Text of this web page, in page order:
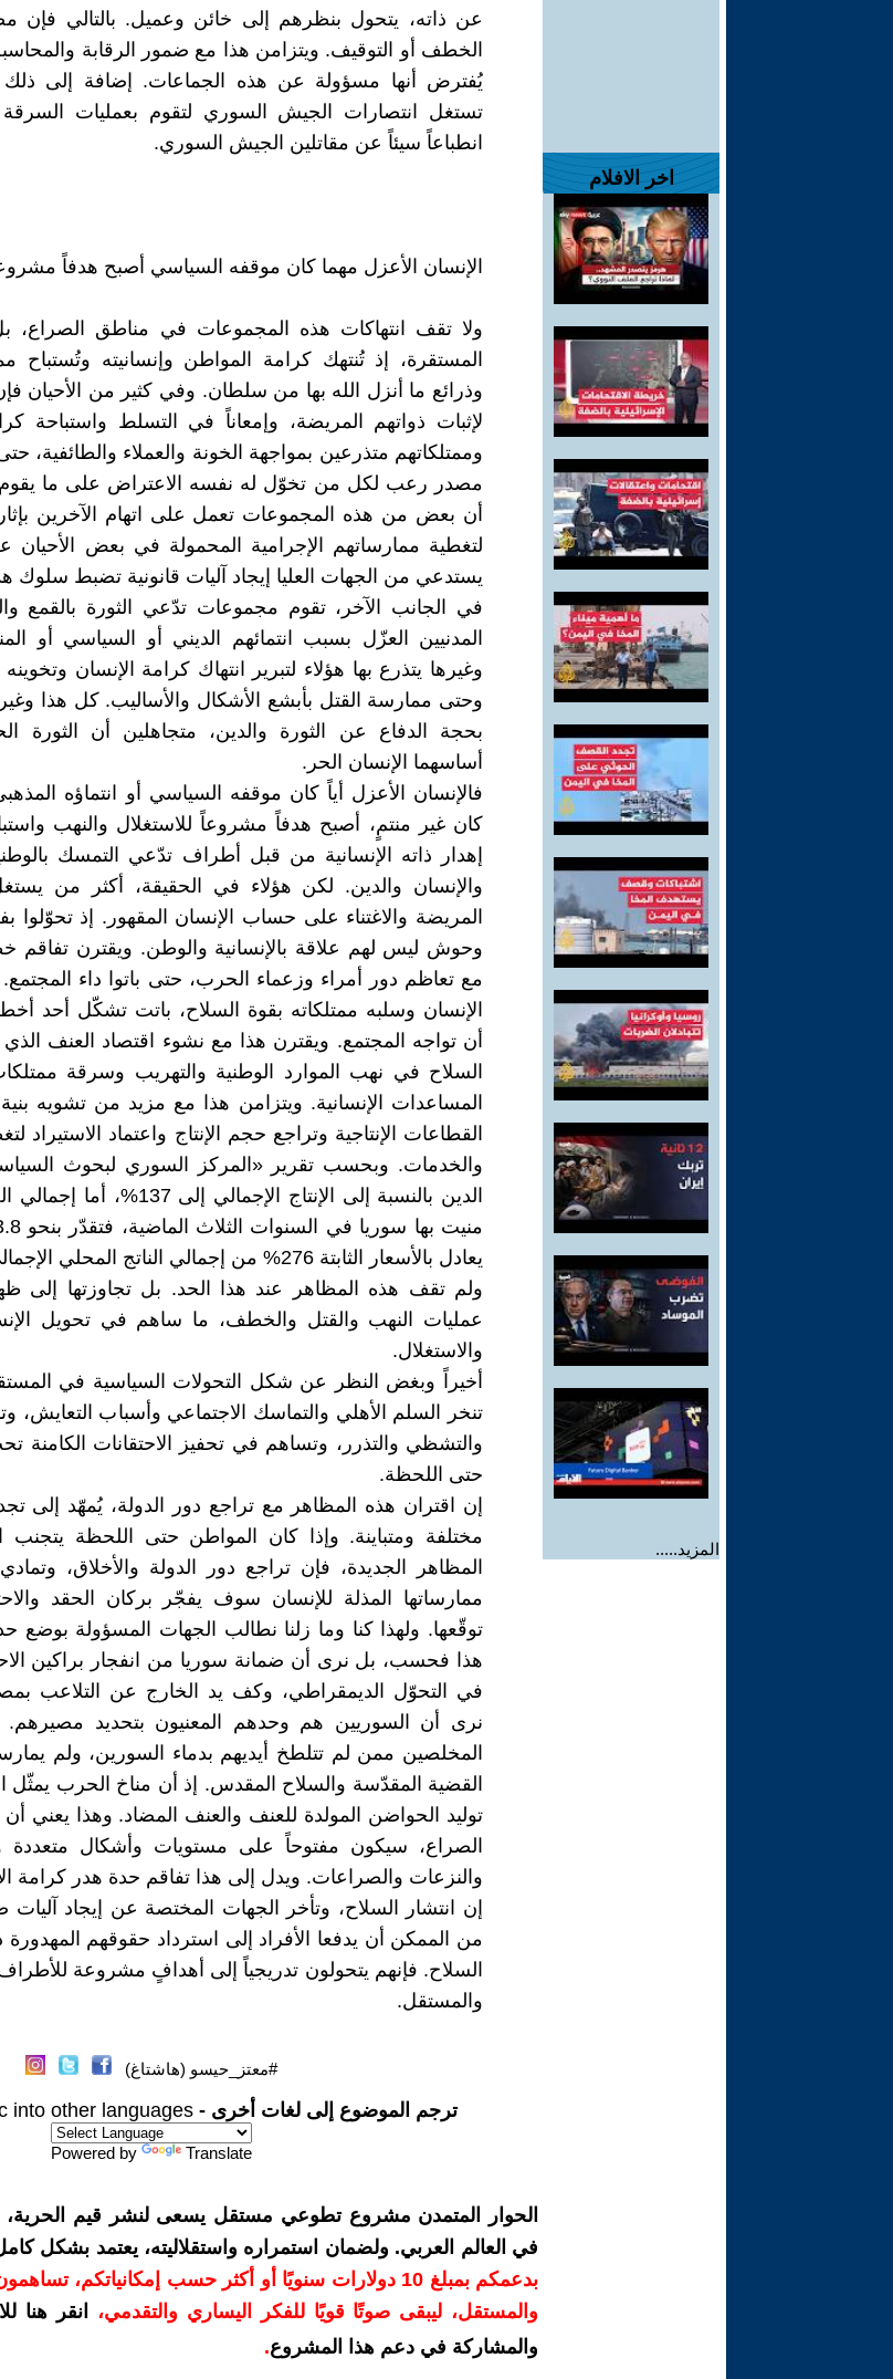
اخر الافلام
المزيد.....
عن ذاته، يتحول بنظرهم إلى خائن وعميل. بالتالي فإن
الخطف أو التوقيف. ويتزامن هذا مع ضمور الرقابة
يُفترض أنها مسؤولة عن هذه الجماعات. إضافة إلى
تستغل انتصارات الجيش السوري لتقوم بعمليات
انطباعاً سيئاً عن مقاتلين الجيش السوري.
الإنسان الأعزل مهما كان موقفه السياسي أصبح هدفاً
ولا تقف انتهاكات هذه المجموعات في مناطق الصراع،
المستقرة، إذ تُنتهك كرامة المواطن وإنسانيته
وذرائع ما أنزل الله بها من سلطان. وفي كثير من الأحيان
لإثبات ذواتهم المريضة، وإمعاناً في التسلط واستباحة
وممتلكاتهم متذرعين بمواجهة الخونة والعملاء والطائفية،
مصدر رعب لكل من تخوّل له نفسه الاعتراض على ما يقوم
أن بعض من هذه المجموعات تعمل على اتهام الآخرين
لتغطية ممارساتهم الإجرامية المحمولة في بعض الأحيان
يستدعي من الجهات العليا إيجاد آليات قانونية تضبط سلوك
في الجانب الآخر، تقوم مجموعات تدّعي الثورة بالقمع
المدنيين العزّل بسبب انتمائهم الديني أو السياسي أو
وغيرها يتذرع بها هؤلاء لتبرير انتهاك كرامة الإنسان وتخوينه
وحتى ممارسة القتل بأبشع الأشكال والأساليب. كل هذا
بحجة الدفاع عن الثورة والدين، متجاهلين أن الثورة
أساسهما الإنسان الحر.
فالإنسان الأعزل أياً كان موقفه السياسي أو انتماؤه
كان غير منتمٍ، أصبح هدفاً مشروعاً للاستغلال والنهب
إهدار ذاته الإنسانية من قبل أطراف تدّعي التمسك
والإنسان والدين. لكن هؤلاء في الحقيقة، أكثر من
المريضة والاغتناء على حساب الإنسان المقهور. إذ
وحوش ليس لهم علاقة بالإنسانية والوطن. ويقترن تفاقم
مع تعاظم دور أمراء وزعماء الحرب، حتى باتوا داء
الإنسان وسلبه ممتلكاته بقوة السلاح، باتت تشكّل أحد
أن تواجه المجتمع. ويقترن هذا مع نشوء اقتصاد العنف
السلاح في نهب الموارد الوطنية والتهريب وسرقة
المساعدات الإنسانية. ويتزامن هذا مع مزيد من تشويه
القطاعات الإنتاجية وتراجع حجم الإنتاج واعتماد الاستيراد
والخدمات. وبحسب تقرير «المركز السوري لبحوث
الدين بالنسبة إلى الإنتاج
يعادل بالأسعار الثابتة 276% من إجمالي الناتج المحلي الإجمالي عام 2010.
ولم تقف هذه المظاهر عند هذا الحد. بل تجاوزتها إلى
عمليات النهب والقتل والخطف، ما ساهم في تحويل
والاستغلال.
أخيراً وبغض النظر عن شكل التحولات السياسية في
تنخر السلم الأهلي والتماسك الاجتماعي وأسباب التعايش،
والتشظي والتذرر، وتساهم في تحفيز الاحتقانات الكامنة
حتى اللحظة.
إن اقتران هذه المظاهر مع تراجع دور الدولة، يُمهّد إلى
مختلفة ومتباينة. وإذا كان المواطن حتى اللحظة يتجنب
المظاهر الجديدة، فإن تراجع دور الدولة والأخلاق،
ممارساتها المذلة للإنسان سوف يفجّر بركان الحقد
توقّعها. ولهذا كنا وما زلنا نطالب الجهات المسؤولة بوضع
هذا فحسب، بل نرى أن ضمانة سوريا من انفجار براكين
في التحوّل الديمقراطي، وكف يد الخارج عن التلاعب
نرى أن السوريين هم وحدهم المعنيون بتحديد مصيرهم.
المخلصين ممن لم تتلطخ أيديهم بدماء السورين، ولم
القضية المقدّسة والسلاح المقدس. إذ أن مناخ الحرب
توليد الحواضن المولدة للعنف والعنف المضاد. وهذا يعني
الصراع، سيكون مفتوحاً على مستويات وأشكال متعددة
والنزعات والصراعات. ويدل إلى هذا تفاقم حدة هدر كرامة
إن انتشار السلاح، وتأخر الجهات المختصة عن إيجاد
من الممكن أن يدفعا الأفراد إلى استرداد حقوقهم المهدورة
السلاح. فإنهم يتحولون تدريجياً إلى أهدافٍ مشروعة للأطراف
والمستقل.
#معتز_حيسو (هاشتاغ)
ترجم الموضوع إلى لغات أخرى - into other languages
Powered by Translate
الحوار المتمدن مشروع تطوعي مستقل يسعى لنشر قيم الحرية،
في العالم العربي. ولضمان استمراره واستقلاليته، يعتمد بشكل
بدعمكم بمبلغ 10 دولارات سنويًا أو أكثر حسب إمكانياتكم،
والمستقل، ليبقى صوتًا قويًا للفكر اليساري والتقدمي،
انقر هنا
والمشاركة في دعم هذا المشروع.